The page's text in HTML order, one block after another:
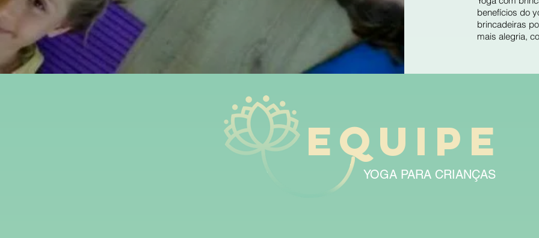
benefícios do
brincadeiras
mais alegria,
YOGA PARA CRIANÇAS
equipe